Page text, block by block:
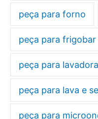
peça para forno
peça para frigobar
peça para lavadora
peça para lava e
peça para